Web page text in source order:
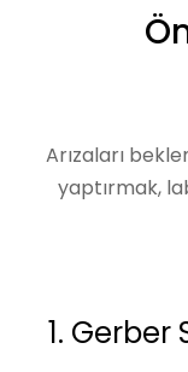
Arızaları
yaptırmak,
1.